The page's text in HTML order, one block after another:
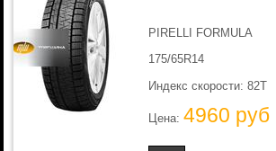
PIRELLI FORMULA
175/65R14
Индекс скорости: 82T
Цена:4960 руб